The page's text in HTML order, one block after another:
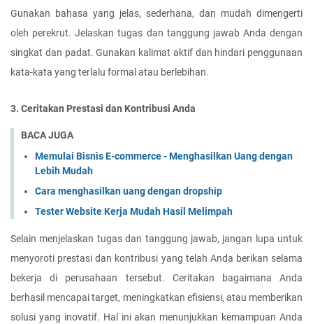
Gunakan bahasa yang jelas, sederhana, dan mudah dimengerti
oleh perekrut. Jelaskan tugas dan tanggung jawab Anda dengan
singkat dan padat. Gunakan kalimat aktif dan hindari penggunaan
kata-kata yang terlalu formal atau berlebihan.
3. Ceritakan Prestasi dan Kontribusi Anda
BACA JUGA
Memulai Bisnis E-commerce - Menghasilkan Uang dengan
Lebih Mudah
Cara menghasilkan uang dengan dropship
Tester Website Kerja Mudah Hasil Melimpah
Selain menjelaskan tugas dan tanggung jawab, jangan lupa untuk
menyoroti prestasi dan kontribusi yang telah Anda berikan selama
bekerja di perusahaan tersebut. Ceritakan bagaimana Anda
berhasil mencapai target, meningkatkan efisiensi, atau memberikan
solusi yang inovatif. Hal ini akan menunjukkan kemampuan Anda